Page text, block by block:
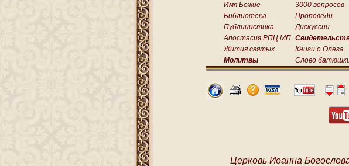
Имя Божие
3000 вопросов
Библиотека
Проповеди
Публицистика
Дискуссии
Апостасия РПЦ МП
Жития святых
Книги о.Олега
Молитвы
Слово
Церковь Иоанна